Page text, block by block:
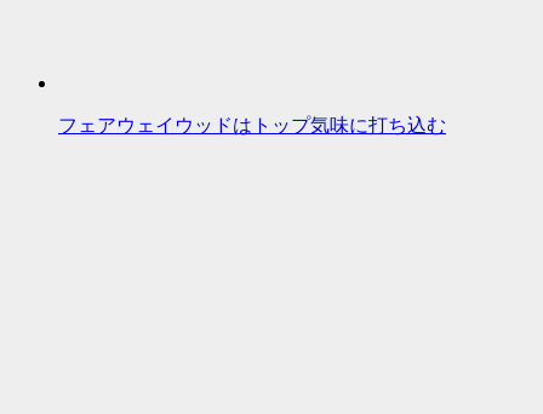
フェアウェイウッドはトップ気味に打ち込む